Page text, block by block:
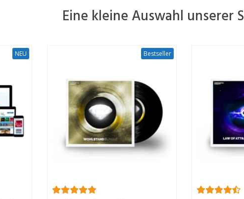
Eine kleine Auswahl unserer
NEU Bestseller